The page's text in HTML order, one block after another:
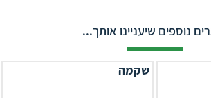
נוספים שיעניינו אותך...
שקמה